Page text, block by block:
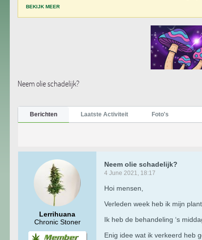
BEKIJK MEER
Neem olie schadelijk?
Berichten Laatste Activiteit Foto's
Lerrihuana
Chronic Stoner
Neem olie schadelijk?
4 June 2021, 18:17
Hoi mensen,
Verleden week heb ik mijn
Ik heb de behandeling ‘s
Enig idee wat ik verkeerd heb